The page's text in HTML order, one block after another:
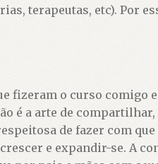
terapeutas, etc). Por
fizeram o curso comigo e
é a arte de
de fazer com que
e expandir-se. A